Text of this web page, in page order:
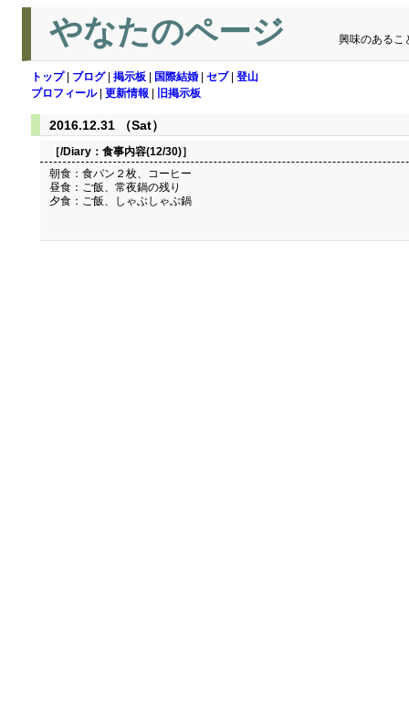
やなたのページ 興味のあるこ
トップ| ブログ| 掲示板 国際結婚 セブ| 登山
プロフィール| 更新情報 旧掲示板
2016.12.31 （Sat）
［/Diary： 食事内容(12/30)］
朝食：食パン２枚、コーヒー
昼食：ご飯、常夜鍋の残り
夕食：ご飯、しゃぶしゃぶ鍋